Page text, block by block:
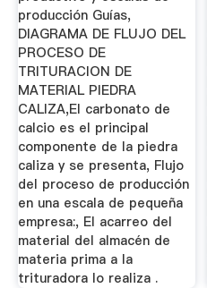
producción Guías,
DIAGRAMA DE FLUJO DEL
PROCESO DE
TRITURACION DE
MATERIAL PIEDRA
CALIZA,El carbonato de
calcio es el principal
componente de la piedra
caliza y se presenta, Flujo
del proceso de producción
en una escala de pequeña
empresa:, El acarreo del
material del almacén de
materia prima a la
trituradora lo realiza .